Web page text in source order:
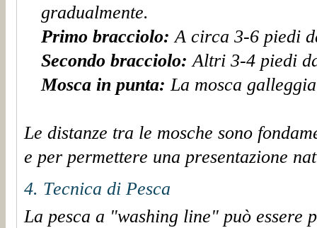
gradualmente.
Primo bracciolo: A circa 3-6 piedi
Secondo bracciolo: Altri 3-4 piedi
Mosca in punta: La mosca
Le distanze tra le mosche sono
e per permettere una presentazione
4. Tecnica di Pesca
La pesca a "washing line" può essere